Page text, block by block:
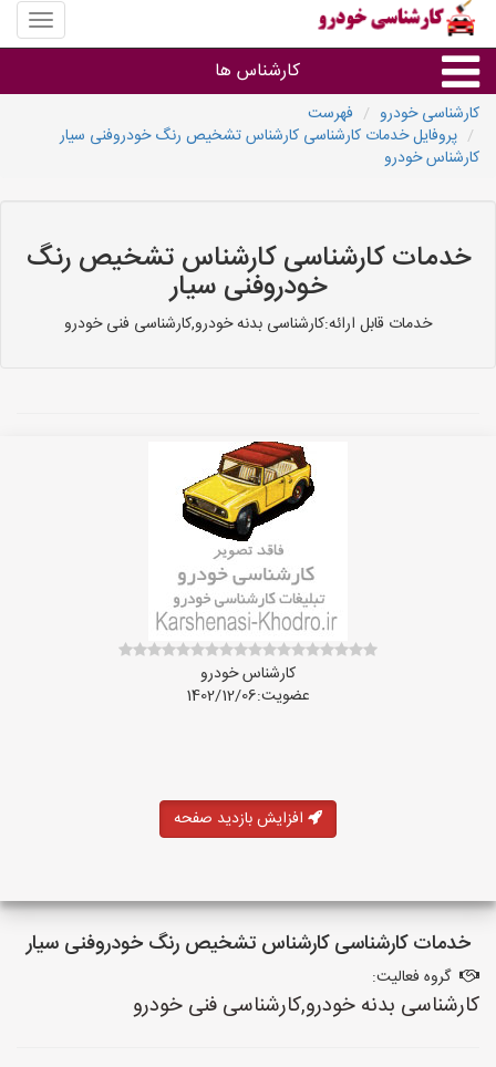
منوی
سایت
خودرو
کارشناس ها
گروه ها
کارشناسی خودرو
فهرست
پروفایل خدمات کارشناسی کارشناس تشخیص رنگ خودروفنی سیار
کارشناس خودرو
خدمات کارشناسی کارشناس تشخیص رنگ
خودروفنی سیار
خدمات قابل ارائه:کارشناسی بدنه خودرو,کارشناسی فنی خودرو
کارشناس خودرو
عضویت:1402/12/06
افزایش بازدید صفحه
خدمات کارشناسی کارشناس تشخیص رنگ خودروفنی سیار
گروه فعالیت:
کارشناسی بدنه خودرو,کارشناسی فنی خودرو